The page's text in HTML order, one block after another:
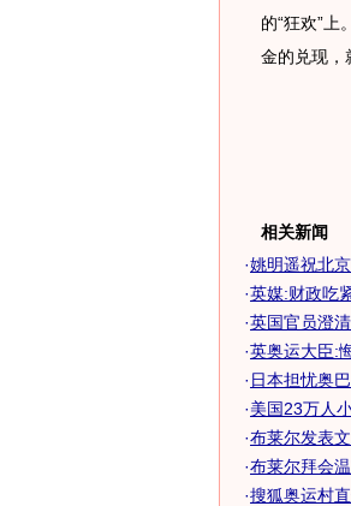
的“狂欢”
金的兑现，
相关新闻
·姚明遥祝北
·英媒:财政吃
·英国官员澄
·英奥运大臣:
· 日本担忧奥
·美国23万人
·布莱尔发表
·布莱尔拜会
·搜狐奥运村